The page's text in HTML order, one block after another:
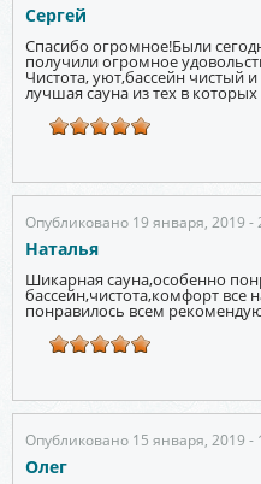
Сергей
Спасибо огромное!Были
получили огромное
Чистота, уют,бассейн чистый
лучшая сауна из тех в
Опубликовано 19 января, 2019 -
Наталья
Шикарная сауна,особенно
бассейн,чистота,комфорт
понравилось всем
Опубликовано 15 января, 2019 -
Олег